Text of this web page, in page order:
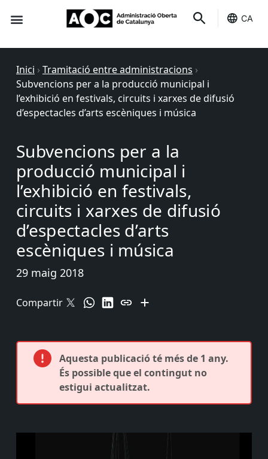
CA
Inici › Tramitació entre administracions ›
Subvencions per a la producció municipal i
l’exhibició en festivals, circuits i xarxes de difusió
d’espectacles d’arts escèniques i música
Subvencions per a la
producció municipal i
l’exhibició en festivals,
circuits i xarxes de difusió
d’espectacles d’arts
escèniques i música
29 maig 2018
Compartir
Aquesta publicació té més de 1 any.
És possible que el contingut no
estigui actualitzat.